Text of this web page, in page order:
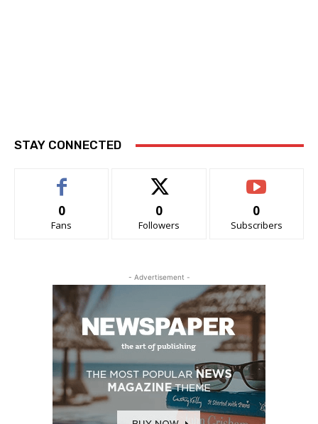
STAY CONNECTED
0
Fans
0
Followers
0
Subscribers
- Advertisement -